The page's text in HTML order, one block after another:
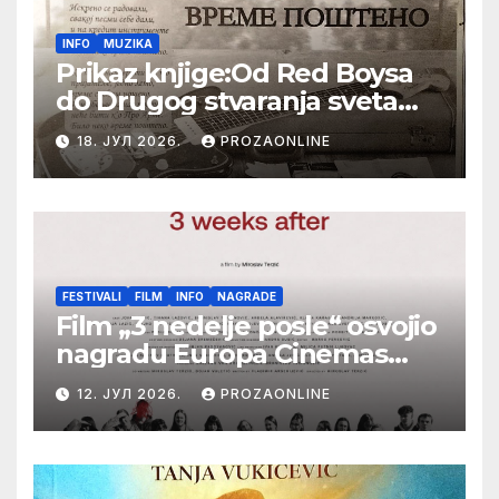
INFO MUZIKA
Prikaz knjige:Od Red Boysa
do Drugog stvaranja sveta
(bilo neko vreme pošteno)
(autor- Zlatomira Sremca,
Botoš 2022. godine,
samizdat)
18. ЈУЛ 2026. PROZAONLINE
FESTIVALI FILM INFO NAGRADE
Film „3 nedelje posle“ osvojio
nagradu Europa Cinemas
Label na Filmskom festivalu
u Karlovim Varima
12. ЈУЛ 2026. PROZAONLINE